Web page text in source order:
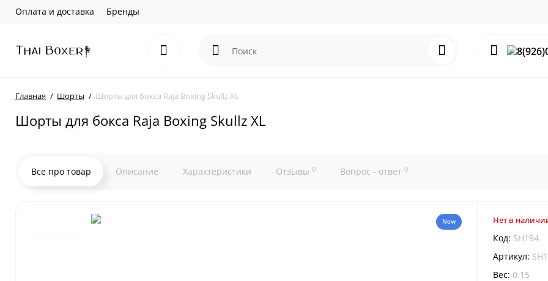
Оплата и доставка Бренды
Главная Шорты Шорты для бокса Raja Boxing Skullz XL
Шорты для бокса Raja Boxing Skullz XL
Все про товар Описание Характеристики Отзывы 0 Вопрос - ответ 0
New Нет в
Код: SH194
Артикул:
Вес: 0.15